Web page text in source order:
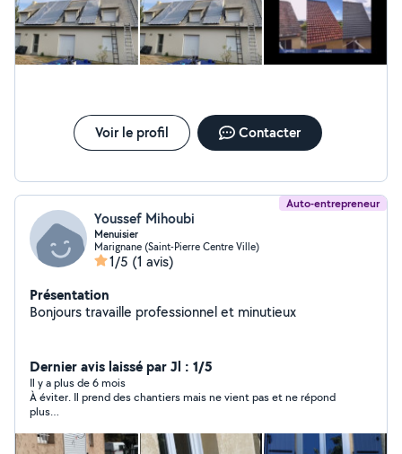
Voir le profil Contacter
Auto-entrepreneur
Youssef Mihoubi
Menuisier
Marignane (Saint-Pierre Centre Ville)
1/5 (1 avis)
Présentation
Bonjours travaille professionnel et minutieux
Dernier avis laissé par Jl : 1/5
Il y a plus de 6 mois
À éviter. Il prend des chantiers mais ne vient pas et ne répond
plus…